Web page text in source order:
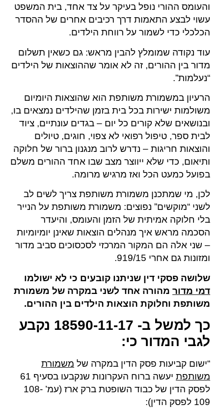
והעומס ההורי נופל בעיקר על צד אחד, בית המשפט
עשוי לבצע התאמות דרך רכיבים אחרים של ההסדר
הכלכלי כדי לשמור על רווחת הילדים.
עוד נקודה שמומלץ להבין מראש: גם כשאין תשלום
מדור בין ההורים, זה לא אומר שההוצאות של הילדים
“נעלמות”.
הרעיון במשמורת משותפת הוא שהוצאות היומיום
משולמות ישירות בכל בית בזמן שהילדים נמצאים בו,
ובנושאים שלא קורים כל יום – בגדים עונתיים, ציוד
לבית ספר, טיפול רפואי לא צפוי, חוגים, טיולים
והוצאות חריגות – נדרש לרוב מנגנון ברור של חלוקה
ותיאום, כדי שלא ייווצר מצב שבו אחד ההורים משלם
בפועל כמעט הכל ואז מרגיש מרומה.
לכן, מי שמתכנן משמורת משותפת צריך לשים לב
לשני “מוקשים” נפוצים: משמורת משותפת על הנייר
בלי חלוקה אמיתית של הזמן והעומס, והיעדר
הסכמה מראש איך מנהלים הוצאות שאינן יומיומיות
– שני אלה הם המקור המרכזי לסכסוכים סביב מדור
ומזונות גם אחרי 919/15.
שלושה פסקי דין שניתנו קובעים כי לא ישולמו
דמי מדור מהורה אחד לשני במקרה של משמורת
משותפת וחלוקת הוצאות הילדים בין ההורים.
כך למשל ב- 18590-11-17 נקבע
לגבי המדור כי:
“ישום קביעות פסק הדין במקרה של משמורת
משותפת
יעשה ברוח העקרונות שנקבעו בסעיף 61
לפסק הדין של כבוד השופטת ברק ארז (עמ’ 108-
109 לפסק הדין):